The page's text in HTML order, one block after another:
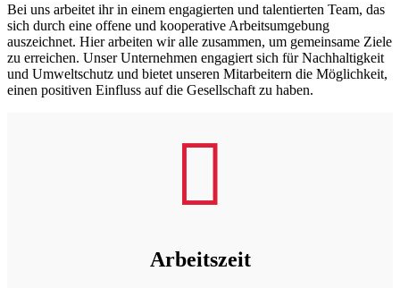
Bei uns arbeitet ihr in einem engagierten und talentierten Team, das
sich durch eine offene und kooperative Arbeitsumgebung
auszeichnet. Hier arbeiten wir alle zusammen, um gemeinsame Ziele
zu erreichen. Unser Unternehmen engagiert sich für Nachhaltigkeit
und Umweltschutz und bietet unseren Mitarbeitern die Möglichkeit,
einen positiven Einfluss auf die Gesellschaft zu haben.

Arbeitszeit